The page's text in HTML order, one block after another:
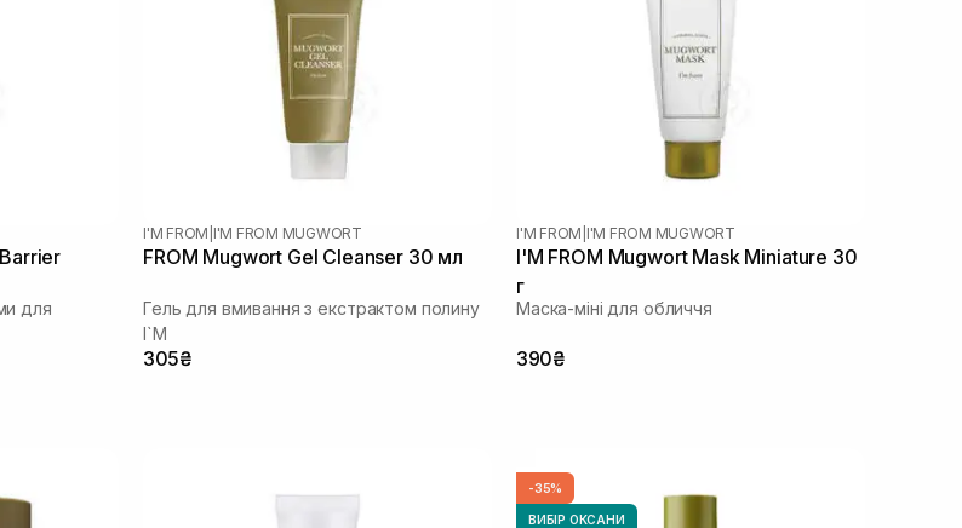
для
I'M FROM I'M FROM MUGWORT
FROM Mugwort Gel Cleanser 30 мл
Гель для вмивання з екстрактом полину
I`M
305₴
I'M FROM I'M FROM MUGWORT
I'M FROM Mugwort Mask Miniature 30
г
Маска-міні для обличчя
390₴
-35%
ВИБІР ОКСАНИ